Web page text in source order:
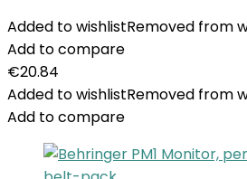
Added to wishlistRemoved from
Add to compare
€20.84
Added to wishlistRemoved from
Add to compare